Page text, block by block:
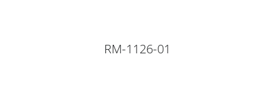
RM-1126-01